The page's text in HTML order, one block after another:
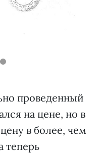
проведенный
на цене, но в
в более, чем
теперь